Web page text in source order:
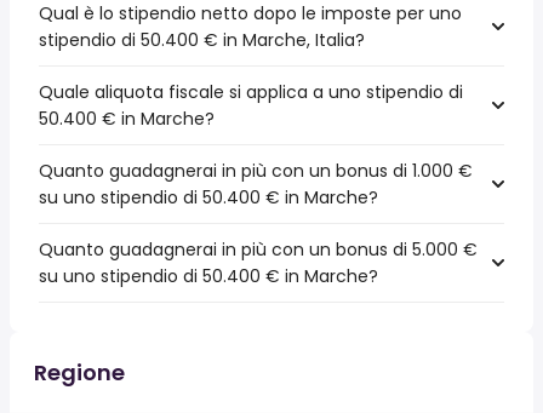
Qual è lo stipendio netto dopo le imposte per uno
stipendio di 50.400 € in Marche, Italia?
Quale aliquota fiscale si applica a uno stipendio di
50.400 € in Marche?
Quanto guadagnerai in più con un bonus di 1.000 €
su uno stipendio di 50.400 € in Marche?
Quanto guadagnerai in più con un bonus di 5.000 €
su uno stipendio di 50.400 € in Marche?
Regione